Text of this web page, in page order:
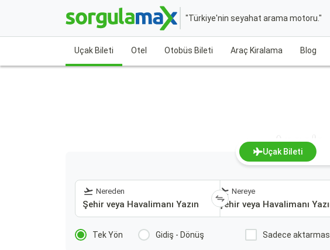
"Türkiye'nin seyahat arama motoru."
Uçak Bileti Otel Otobüs Bileti Araç Kiralama Blog
Angola
Uçak Bileti
Nereden Nereye
Tek Yön Gidiş - Dönüş Sadece